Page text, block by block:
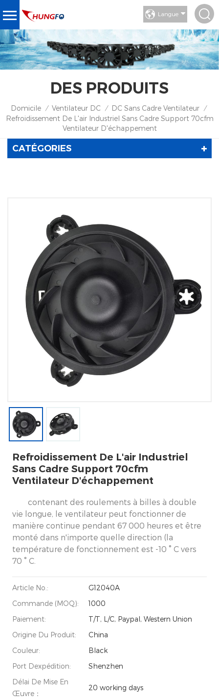
Langue
DES PRODUITS
Domicile / Ventilateur DC / DC Sans Cadre Ventilateur /
Refroidissement De L'air Industriel Sans Cadre Support 70cfm
Ventilateur D'échappement
CATÉGORIES
Refroidissement De L'air Industriel
Sans Cadre Support 70cfm
Ventilateur D'échappement
contenant des roulements à billes à double
vie longue, le ventilateur peut fonctionner de
manière continue pendant 67 000 heures et être
monté dans n'importe quelle direction (la
température de fonctionnement est -10 ° C vers
70 ° C.
Article No.:
G12040A
Commande (MOQ):
1000
Paiement:
T/T, L/C, Paypal, Western Union
Origine Du Produit:
China
Couleur:
Black
Port Dexpédition:
Shenzhen
Délai De Mise En
Œuvre：
20 working days